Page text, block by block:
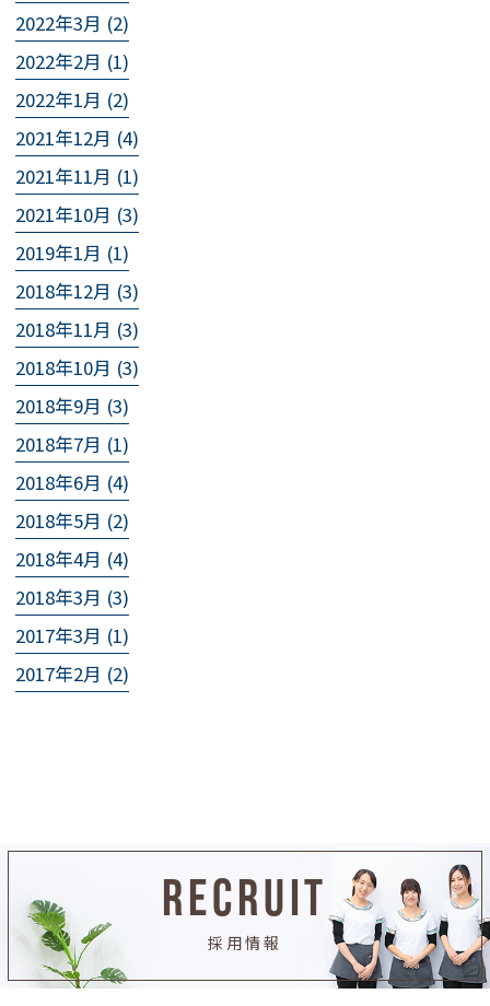
2022年3月 (2)
2022年2月 (1)
2022年1月 (2)
2021年12月 (4)
2021年11月 (1)
2021年10月 (3)
2019年1月 (1)
2018年12月 (3)
2018年11月 (3)
2018年10月 (3)
2018年9月 (3)
2018年7月 (1)
2018年6月 (4)
2018年5月 (2)
2018年4月 (4)
2018年3月 (3)
2017年3月 (1)
2017年2月 (2)
RECRUIT
採用情報